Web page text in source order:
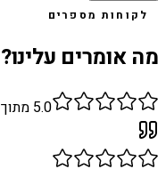
לקוחות מספרים
מה אומרים עלינו?
5.0 מתוך 5 ב-